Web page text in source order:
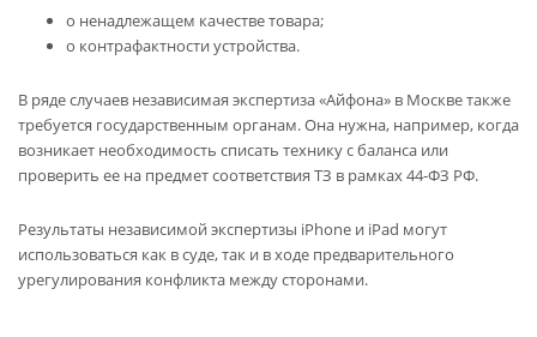
о ненадлежащем качестве товара;
о контрафактности устройства.
В ряде случаев независимая экспертиза «Айфона» в Москве также
требуется государственным органам. Она нужна, например, когда
возникает необходимость списать технику с баланса или
проверить ее на предмет соответствия ТЗ в рамках 44-ФЗ РФ.
Результаты независимой экспертизы iPhone и iPad могут
использоваться как в суде, так и в ходе предварительного
урегулирования конфликта между сторонами.